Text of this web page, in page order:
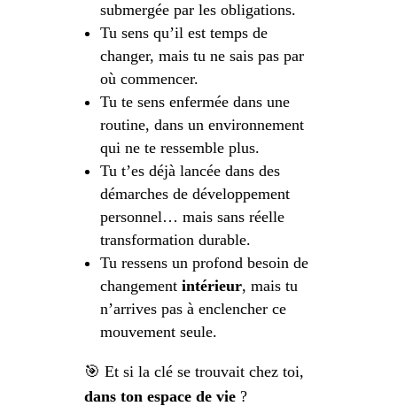
submergée par les obligations.
Tu sens qu’il est temps de
changer, mais tu ne sais pas par
où commencer.
Tu te sens enfermée dans une
routine, dans un environnement
qui ne te ressemble plus.
Tu t’es déjà lancée dans des
démarches de développement
personnel… mais sans réelle
transformation durable.
Tu ressens un profond besoin de
changement intérieur, mais tu
n’arrives pas à enclencher ce
mouvement seule.
🎯 Et si la clé se trouvait chez toi,
dans ton espace de vie?